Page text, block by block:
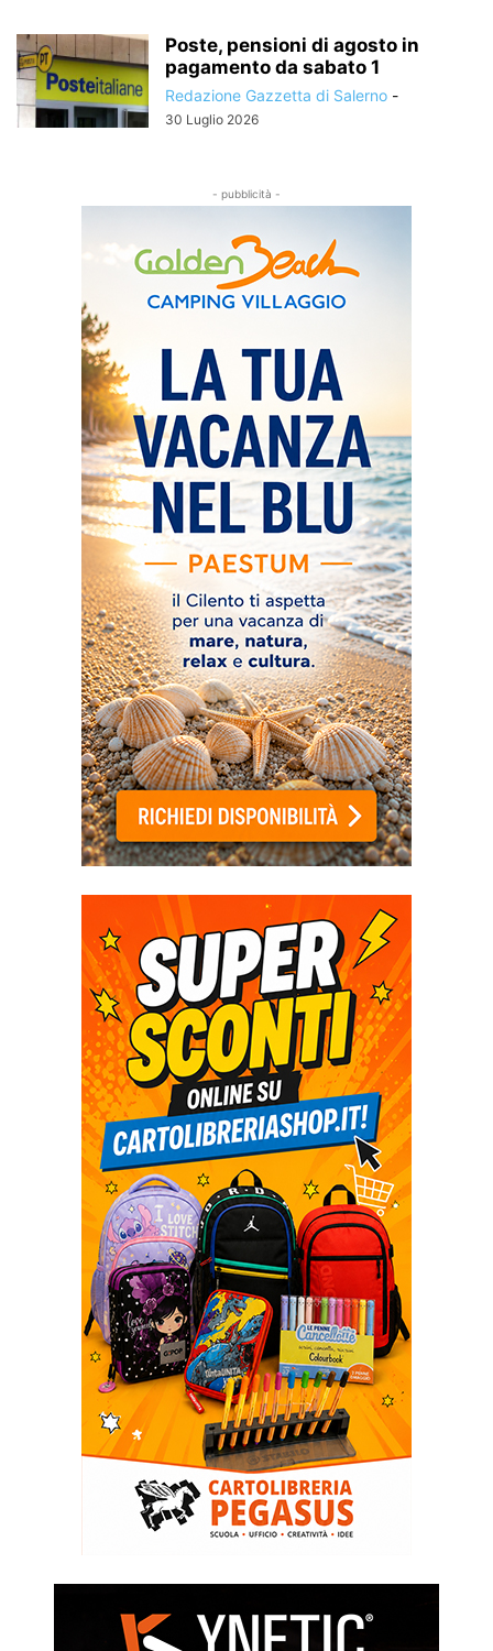
Poste, pensioni di agosto in
pagamento da sabato 1
Redazione Gazzetta di Salerno -
30 Luglio 2026
- pubblicità -